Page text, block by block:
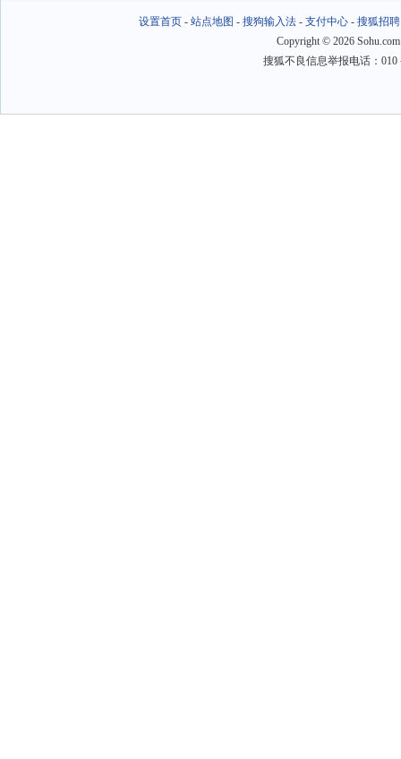
设置首页- 站点地图 - 搜狗输入法- 支付中心- 搜狐招聘
Copyright © 2026
搜狐不良信息举报电话：010